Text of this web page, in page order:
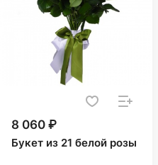
8 060 ₽
Букет из 21 белой розы